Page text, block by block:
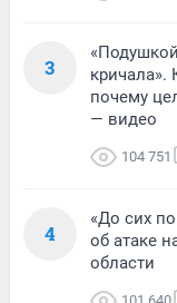
3
кричала».
почему
— видео
104 751
4
«До сих
об атаке
области